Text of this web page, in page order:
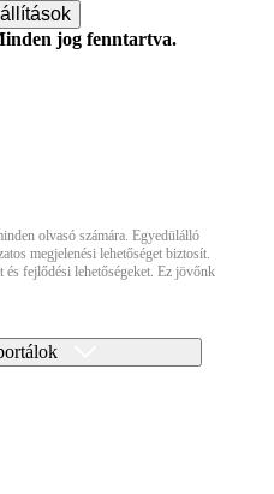
jog fenntartva.
olvasó számára. Egyedülálló
megjelenési lehetőséget biztosít.
fejlődési lehetőségeket. Ez jövőnk